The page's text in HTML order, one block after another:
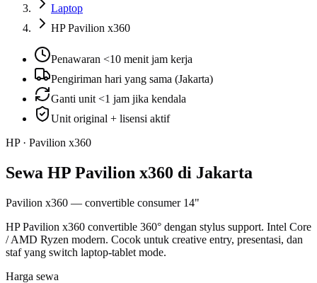
Laptop
HP Pavilion x360
Penawaran <10 menit jam kerja
Pengiriman hari yang sama (Jakarta)
Ganti unit <1 jam jika kendala
Unit original + lisensi aktif
HP· Pavilion x360
Sewa HP Pavilion x360 di Jakarta
Pavilion x360 — convertible consumer 14"
HP Pavilion x360 convertible 360° dengan stylus support. Intel Core
/ AMD Ryzen modern. Cocok untuk creative entry, presentasi, dan
staf yang switch laptop-tablet mode.
Harga sewa